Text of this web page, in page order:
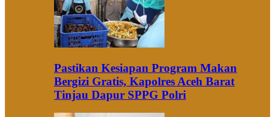
Pastikan Kesiapan Program Makan
Bergizi Gratis, Kapolres Aceh Barat
Tinjau Dapur SPPG Polri